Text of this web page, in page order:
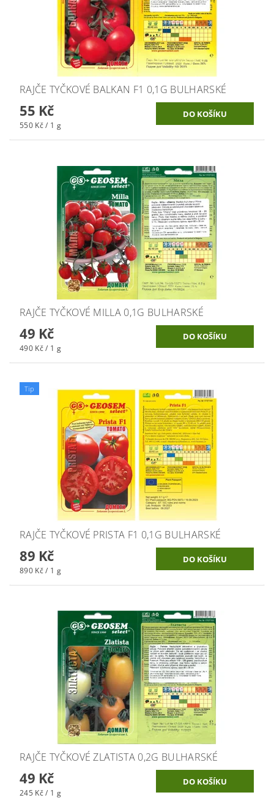
RAJČE TYČKOVÉ BALKAN F1 0,1G BULHARSKÉ
55 Kč
550 Kč / 1 g
RAJČE TYČKOVÉ MILLA 0,1G BULHARSKÉ
49 Kč
490 Kč / 1 g
Tip
RAJČE TYČKOVÉ PRISTA F1 0,1G BULHARSKÉ
89 Kč
890 Kč / 1 g
RAJČE TYČKOVÉ ZLATISTA 0,2G BULHARSKÉ
49 Kč
245 Kč / 1 g